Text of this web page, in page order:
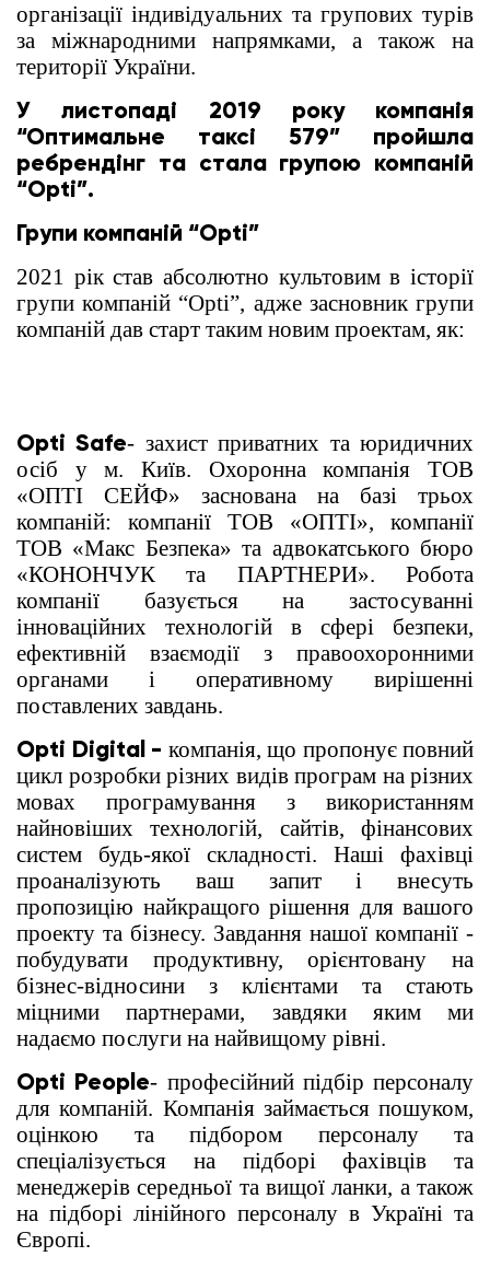
організації індивідуальних та групових турів
за міжнародними напрямками, а також на
території України.
У листопаді 2019 року компанія
“Оптимальне таксі 579” пройшла
ребрендінг та стала групою компаній
“Opti”.
Групи компаній “Opti”
2021 рік став абсолютно культовим в історії
групи компаній “Opti”, адже засновник групи
компаній дав старт таким новим проектам, як:
Opti Safe- захист приватних та юридичних
осіб у м. Київ. Охоронна компанія ТОВ
«ОПТІ СЕЙФ» заснована на базі трьох
компаній: компанії ТОВ «ОПТІ», компанії
ТОВ «Макс Безпека» та адвокатського бюро
«КОНОНЧУК та ПАРТНЕРИ». Робота
компанії базується на застосуванні
інноваційних технологій в сфері безпеки,
ефективній взаємодії з правоохоронними
органами і оперативному вирішенні
поставлених завдань.
Opti Digital - компанія, що пропонує повний
цикл розробки різних видів програм на різних
мовах програмування з використанням
найновіших технологій, сайтів, фінансових
систем будь-якої складності. Наші фахівці
проаналізують ваш запит і внесуть
пропозицію найкращого рішення для вашого
проекту та бізнесу. Завдання нашої компанії -
побудувати продуктивну, орієнтовану на
бізнес-відносини з клієнтами та стають
міцними партнерами, завдяки яким ми
надаємо послуги на найвищому рівні.
Opti People- професійний підбір персоналу
для компаній. Компанія займається пошуком,
оцінкою та підбором персоналу та
спеціалізується на підборі фахівців та
менеджерів середньої та вищої ланки, а також
на підборі лінійного персоналу в Україні та
Європі.